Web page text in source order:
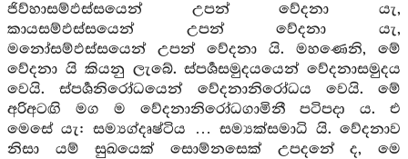
ජිව්හාසම්ඵස්සයෙන් උපන් වේදනා යැ,
කායසම්ඵස්සයෙන් උපන් වේදනා යැ,
මනෝසම්ඵස්සයෙන් උපන් වේදනා යි. මහණෙනි, මේ
වේදනා යි කියනු ලැබේ. ස්පර්‍ශසමුදයයෙන් වේදනාසමුදය
වෙයි. ස්පර්‍ශනිරෝධයෙන් වේදනානිරෝධය වෙයි. මේ
අරිඅටඟි මග ම වේදනානිරෝධගාමිනී පටිපදා ය. එ
මෙසේ යැ: සම්‍යග්දෘෂ්ටිය … සම්‍යක්සමාධි යි. වේදනාව
නිසා යම් සුඛයෙක් සොම්නසෙක් උපදනේ ද, මෙ